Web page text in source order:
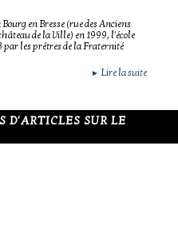
en Bresse (rue des Anciens
de la Ville) en 1999, l'école
par les prêtres de la Fraternité
► Lire la suite
D'ARTICLES SUR LE